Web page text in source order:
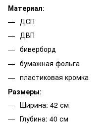
Материал:
ДСП
ДВП
биверборд
бумажная фольга
пластиковая кромка
Размеры:
Ширина: 42 см
Глубина: 40 см